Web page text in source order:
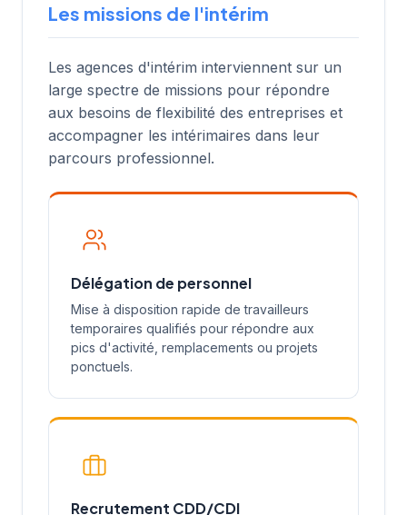
Les missions de l'intérim
Les agences d'intérim interviennent sur un
large spectre de missions pour répondre
aux besoins de flexibilité des entreprises et
accompagner les intérimaires dans leur
parcours professionnel.
Délégation de personnel
Mise à disposition rapide de travailleurs
temporaires qualifiés pour répondre aux
pics d'activité, remplacements ou projets
ponctuels.
Recrutement CDD/CDI